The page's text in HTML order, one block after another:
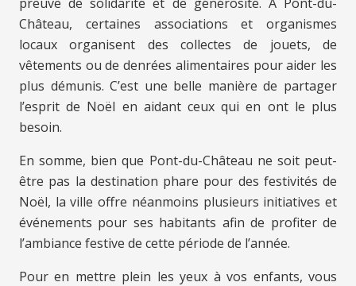
Château, certaines associations et organismes
locaux organisent des collectes de jouets, de
vêtements ou de denrées alimentaires pour aider les
plus démunis. C’est une belle manière de partager
l’esprit de Noël en aidant ceux qui en ont le plus
besoin.
En somme, bien que Pont-du-Château ne soit peut-
être pas la destination phare pour des festivités de
Noël, la ville offre néanmoins plusieurs initiatives et
événements pour ses habitants afin de profiter de
l’ambiance festive de cette période de l’année.
Pour en mettre plein les yeux à vos enfants, vous